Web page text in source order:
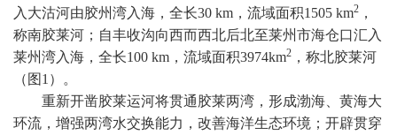
入大沽河由胶州湾入海，全长30 km ，流域面积1 505 km2 ，
称南胶莱河；自丰收沟向西而西北后北至莱州市海仓口汇入
莱州湾入海，全长100 km ，流域面积3974km2 ，称北胶莱河
（图 1 ）。
重新开凿胶莱运河将贯通胶莱两湾，形成渤海、黄海大
环流，增强两湾水交换能力，改善海洋生态环境；开辟贯穿